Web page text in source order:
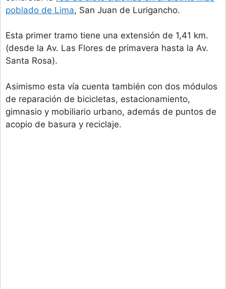
poblado de Lima, San Juan de Lurigancho.
Esta primer tramo tiene una extensión de 1,41 km.
(desde la Av. Las Flores de primavera hasta la Av.
Santa Rosa).
Asimismo esta vía cuenta también con dos módulos
de reparación de bicicletas, estacionamiento,
gimnasio y mobiliario urbano, además de puntos de
acopio de basura y reciclaje.